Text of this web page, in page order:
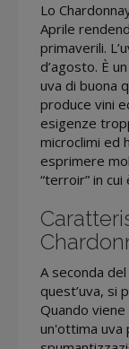
Lo
Aprile
primaverili.
d’agosto. È
uva di buona
produce vini
esigenze
microclimi ed
esprimere
“terroir” in
A seconda
quest’uva, si
Quando
un'ottima uva